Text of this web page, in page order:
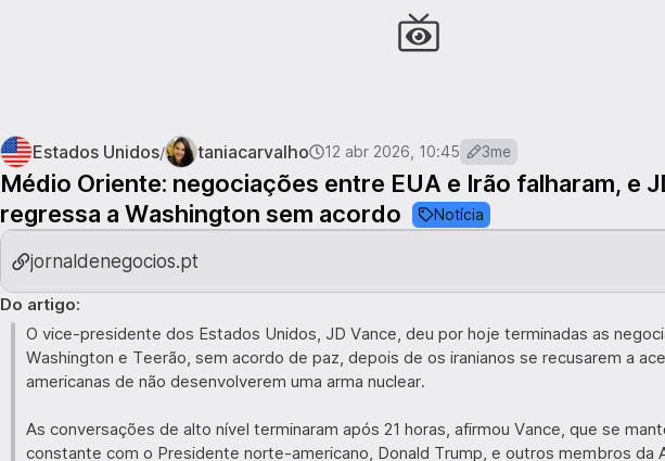
Estados Unidos/ taniacarvalho 12 abr 2026, 10:45 3me
Médio Oriente: negociações entre EUA e Irão falharam, e
regressa a Washington sem acordo
Notícia
jornaldenegocios.pt
Do artigo:
O vice-presidente dos Estados Unidos, JD Vance, deu por hoje terminadas as
Washington e Teerão, sem acordo de paz, depois de os iranianos se recusarem a
americanas de não desenvolverem uma arma nuclear.
As conversações de alto nível terminaram após 21 horas, afirmou Vance, que se
constante com o Presidente norte-americano, Donald Trump, e outros membros da